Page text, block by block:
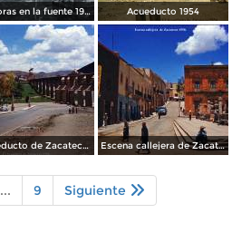
Aguadoras en la fuente 1901 Acueducto 1954
El Acueducto de Zacatecas 1958. Escena callejera de Zacatecas 1958.
... 9 Siguiente